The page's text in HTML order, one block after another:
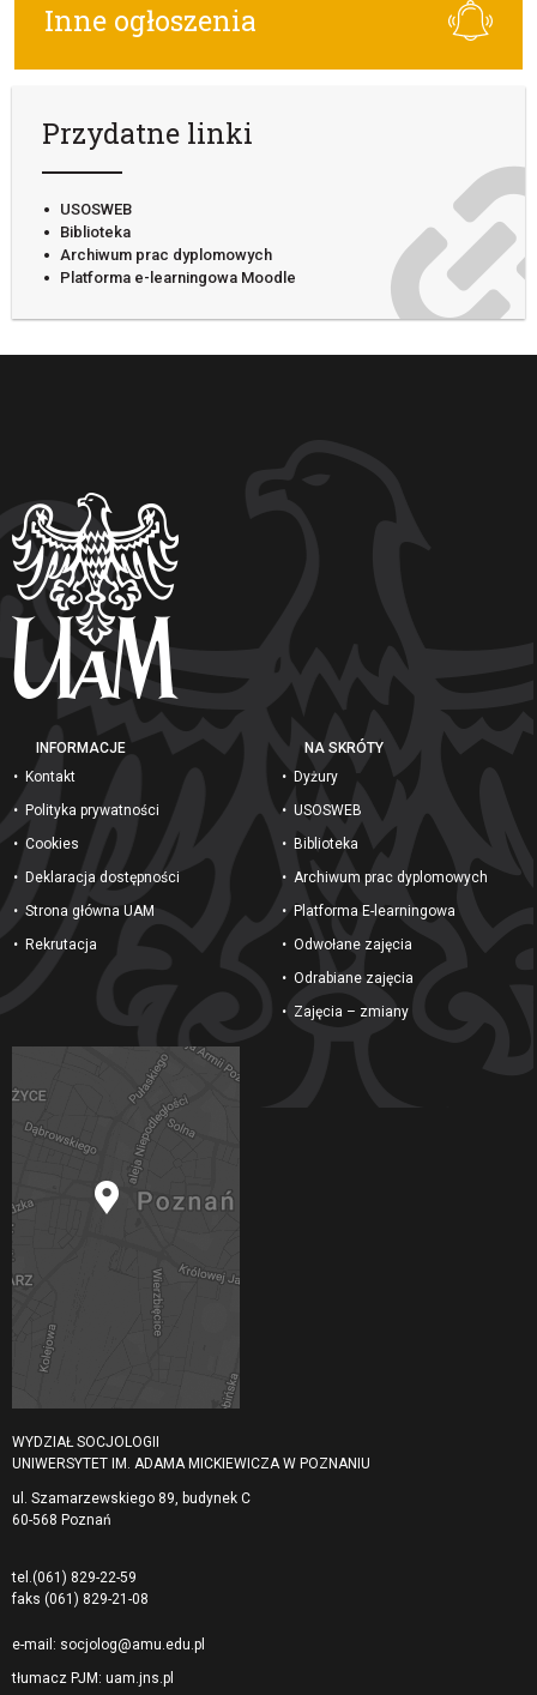
Inne ogłoszenia
Przydatne linki
USOSWEB
Biblioteka
Archiwum prac dyplomowych
Platforma e-learningowa Moodle
INFORMACJE
Kontakt
Polityka prywatności
Cookies
Deklaracja dostępności
Strona główna UAM
Rekrutacja
NA SKRÓTY
Dyżury
USOSWEB
Biblioteka
Archiwum prac dyplomowych
Platforma E-learningowa
Odwołane zajęcia
Odrabiane zajęcia
Zajęcia – zmiany
WYDZIAŁ SOCJOLOGII
UNIWERSYTET IM. ADAMA MICKIEWICZA W POZNANIU
ul. Szamarzewskiego 89, budynek C
60-568 Poznań
tel. (061) 829-22-59
faks (061) 829-21-08
e-mail: socjolog@amu.edu.pl
tłumacz PJM: uam.jns.pl